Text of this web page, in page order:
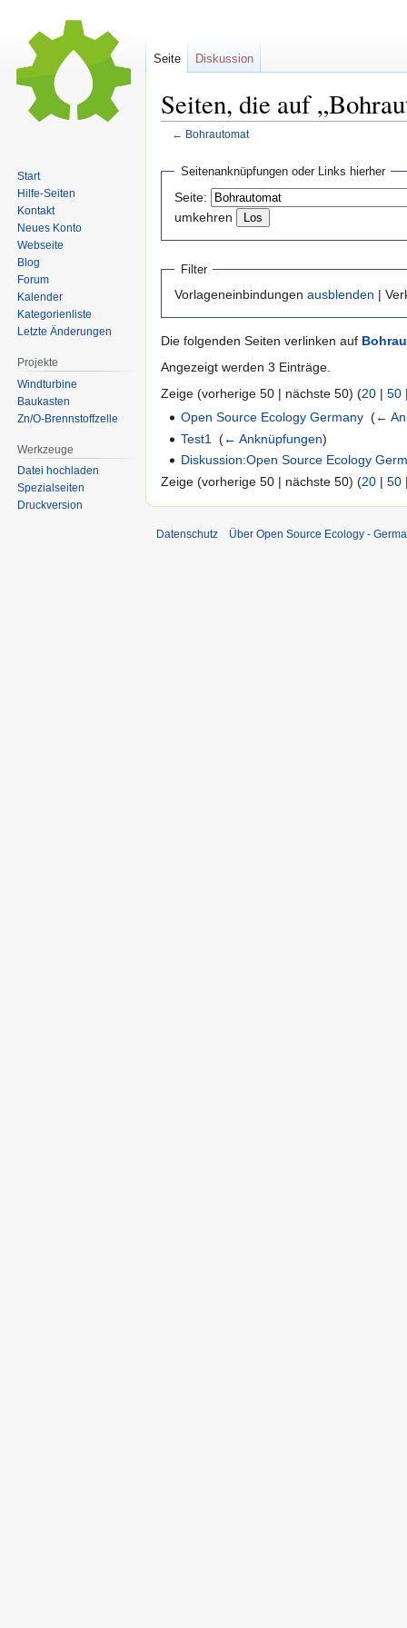
Seiten, die auf
← Bohrautomat
Navigation
springen
springen
Seitenanknüpfungen oder Links hierher
Seite:
umkehren
Filter
Vorlageneinbindungen ausblenden |
Die folgenden Seiten verlinken auf
Angezeigt werden 3 Einträge.
Zeige (vorherige 50 | nächste 50) (20 | 50
Open Source Ecology Germany ‎(←
Test1
‎(← Anknüpfungen)
Diskussion:Open Source Ecology
Zeige (vorherige 50 | nächste 50) (20 | 50
Seite Diskussion
Start
Hilfe-Seiten
Kontakt
Neues Konto
Webseite
Blog
Forum
Kalender
Kategorienliste
Letzte Änderungen
Projekte
Windturbine
Baukasten
Zn/O-Brennstoffzelle
Werkzeuge
Datei hochladen
Spezialseiten
Druckversion
Datenschutz Über Open Source Ecology -